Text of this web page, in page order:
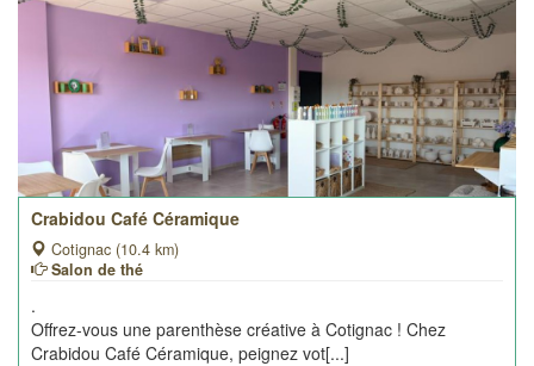
Crabidou Café Céramique
Cotignac (10.4 km)
Salon de thé
.
Offrez-vous une parenthèse créative à Cotignac ! Chez
Crabidou Café Céramique, peignez vot[...]